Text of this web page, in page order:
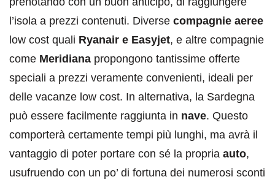
l’isola a prezzi contenuti. Diverse compagnie aeree
low cost quali Ryanair e Easyjet, e altre compagnie
come Meridiana propongono tantissime offerte
speciali a prezzi veramente convenienti, ideali per
delle vacanze low cost. In alternativa, la Sardegna
può essere facilmente raggiunta in nave. Questo
comporterà certamente tempi più lunghi, ma avrà il
vantaggio di poter portare con sé la propria auto,
usufruendo con un po’ di fortuna dei numerosi sconti